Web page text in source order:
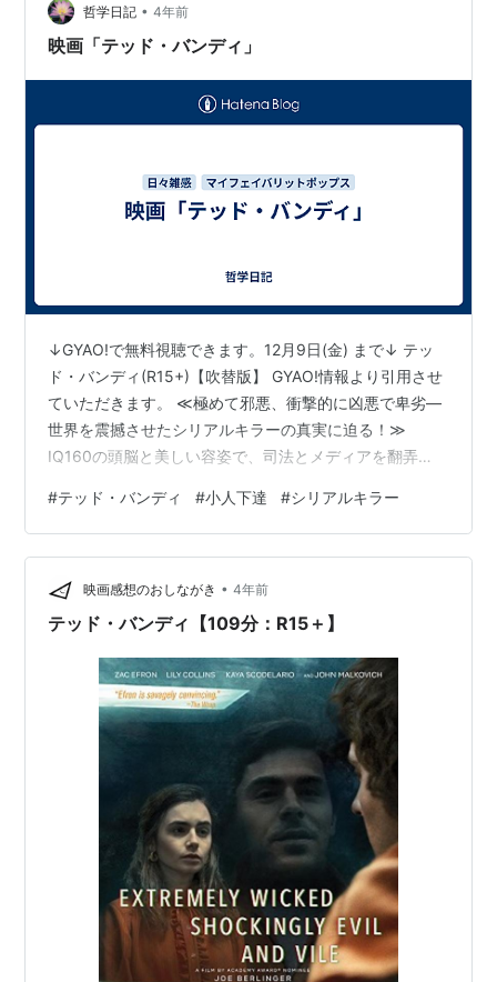
哲学日記 • 4年前
映画「テッド・バンディ」
↓GYAO!で無料視聴できます。12月9日(金) まで↓ テッ
ド・バンディ(R15+)【吹替版】 GYAO!情報より引用させ
ていただきます。 ≪極めて邪悪、衝撃的に凶悪で卑劣―
世界を震撼させたシリアルキラーの真実に迫る！≫
IQ160の頭脳と美しい容姿で、司法とメディアを翻弄
ド・バンディ。被害者は30人以上とされ、3度の死刑判
決を受けるが無罪を主張。そんな彼の裏側を唯一殺され
なかった恋人の視点を通して描き、観客を予測不可能な
迷宮に誘い込んでいく。…… 1969年、ワシントン州シア
トル。テッド・バンディ（ザック・エフロン）とシング
#テッド・バンディ #小人下達 #シリアルキラー
映画感想のおしながき • 4年前
テッド・バンディ【109分：R15＋】